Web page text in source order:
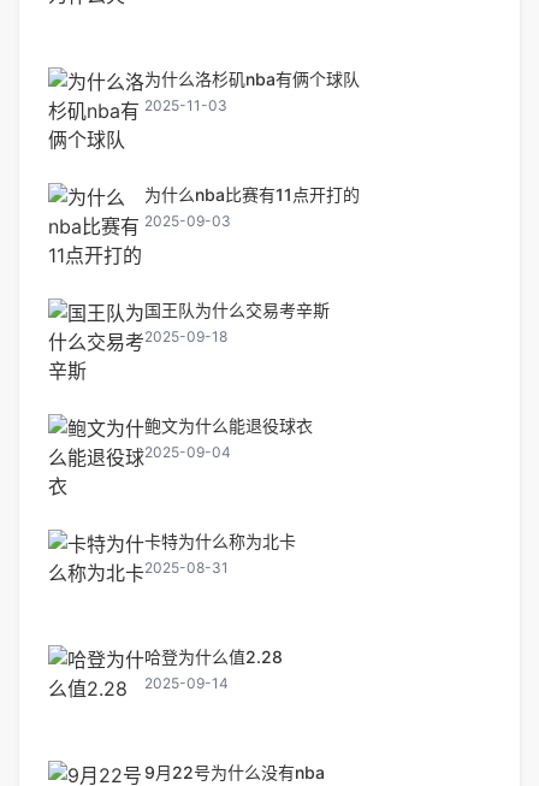
为什么洛杉矶nba有俩个球队
2025-11-03
为什么nba比赛有11点开打的
2025-09-03
国王队为什么交易考辛斯
2025-09-18
鲍文为什么能退役球衣
2025-09-04
卡特为什么称为北卡
2025-08-31
哈登为什么值2.28
2025-09-14
9月22号为什么没有nba